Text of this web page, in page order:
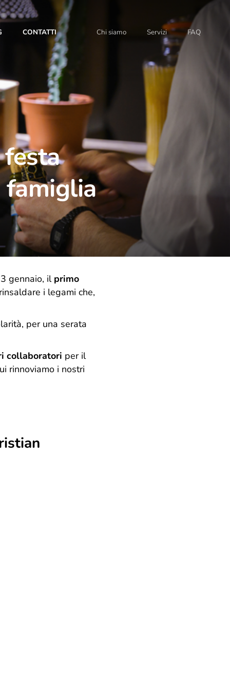
CONTATTI Chi siamo Servizi FAQ
famiglia
gennaio, il primo
i legami che,
per una serata
collaboratori per il
rinnoviamo i nostri